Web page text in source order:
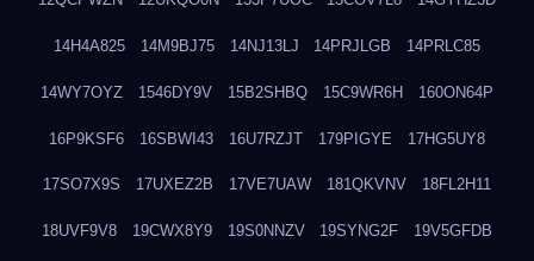
14H4A825 14M9BJ75 14NJ13LJ 14PRJLGB 14PRLC85
14WY7OYZ 1546DY9V 15B2SHBQ 15C9WR6H 160ON64P
16P9KSF6 16SBWI43 16U7RZJT 179PIGYE 17HG5UY8
17SO7X9S 17UXEZ2B 17VE7UAW 181QKVNV 18FL2H11
18UVF9V8 19CWX8Y9 19S0NNZV 19SYNG2F 19V5GFDB